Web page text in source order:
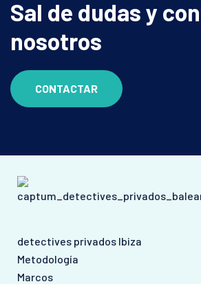
Sal de dudas y
nosotros
CONTACTAR
detectives privados Ibiza
Metodología
Marcos